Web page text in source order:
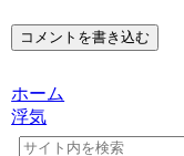
コメントを書き込む
ホーム
浮気